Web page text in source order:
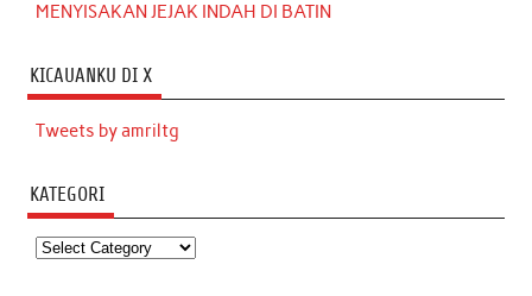
MENYISAKAN JEJAK INDAH DI BATIN
KICAUANKU DI X
Tweets by amriltg
KATEGORI
Kategori